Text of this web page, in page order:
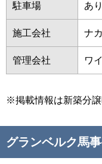
駐車場 あり
施工会社 ナ
管理会社 ワ
※掲載情報は新築分譲
グランベルク馬